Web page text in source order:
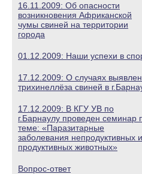
16.11.2009: Об опасности
возникновения Африканской
чумы свиней на территории
города
01.12.2009: Наши успехи в
17.12.2009: О случаях
трихинеллёза свиней в
17.12.2009: В КГУ УВ по
г.Барнаулу проведен семинар
теме: «Паразитарные
заболевания непродуктивных и
продуктивных животных»
Вопрос-ответ